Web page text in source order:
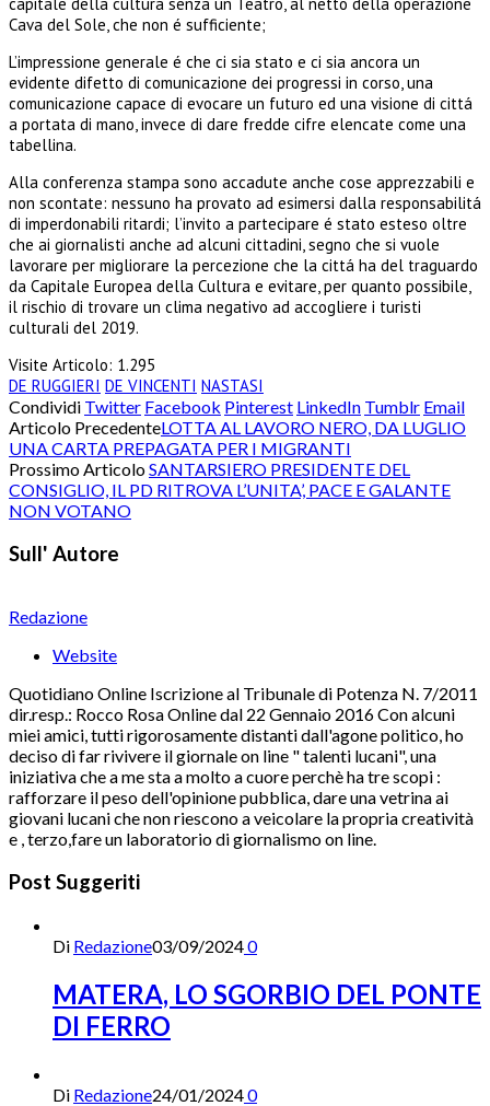
Cava del Sole, che non é sufficiente;
L’impressione generale é che ci sia stato e ci sia ancora un
evidente difetto di comunicazione dei progressi in corso, una
comunicazione capace di evocare un futuro ed una visione di cittá
a portata di mano, invece di dare fredde cifre elencate come una
tabellina.
Alla conferenza stampa sono accadute anche cose apprezzabili e
non scontate: nessuno ha provato ad esimersi dalla responsabilitá
di imperdonabili ritardi; l’invito a partecipare é stato esteso oltre
che ai giornalisti anche ad alcuni cittadini, segno che si vuole
lavorare per migliorare la percezione che la cittá ha del traguardo
da Capitale Europea della Cultura e evitare, per quanto possibile,
il rischio di trovare un clima negativo ad accogliere i turisti
culturali del 2019.
Visite Articolo: 1.295
DE RUGGIERI DE VINCENTI NASTASI
Condividi Twitter Facebook Pinterest LinkedIn Tumblr Email
Articolo PrecedenteLOTTA AL LAVORO NERO, DA LUGLIO
UNA CARTA PREPAGATA PER I MIGRANTI
Prossimo ArticoloSANTARSIERO PRESIDENTE DEL
CONSIGLIO, IL PD RITROVA L’UNITA’, PACE E GALANTE
NON VOTANO
Sull' Autore
Redazione
Website
Quotidiano Online Iscrizione al Tribunale di Potenza N. 7/2011
dir.resp.: Rocco Rosa Online dal 22 Gennaio 2016 Con alcuni
miei amici, tutti rigorosamente distanti dall'agone politico, ho
deciso di far rivivere il giornale on line " talenti lucani", una
iniziativa che a me sta a molto a cuore perchè ha tre scopi :
rafforzare il peso dell'opinione pubblica, dare una vetrina ai
giovani lucani che non riescono a veicolare la propria creatività
e , terzo,fare un laboratorio di giornalismo on line.
Post Suggeriti
Di Redazione03/09/20240
MATERA, LO SGORBIO DEL PONTE
DI FERRO
Di Redazione24/01/20240